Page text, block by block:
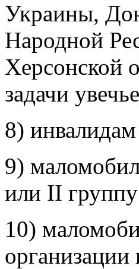
Украины,
Народной
Херсонской
задачи
8)
9)
или II
10)
организации